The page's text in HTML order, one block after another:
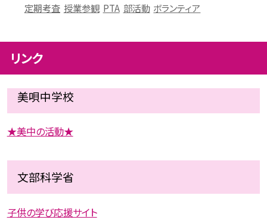
定期考査 授業参観 PTA 部活動 ボランティア
リンク
美唄中学校
★美中の活動★
文部科学省
子供の学び応援サイト